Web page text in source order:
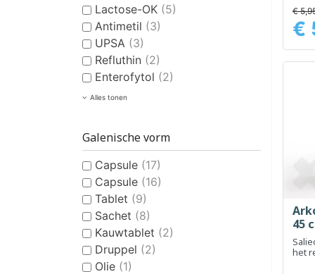
Lactose-OK (5)
Antimetil (3)
UPSA (3)
Refluthin (2)
Enterofytol (2)
Alles tonen
Galenische vorm
Capsule (17)
Capsule (16)
Tablet (9)
Sachet (8)
Kauwtablet (2)
Druppel (2)
Olie (1)
Prijs
€
€
45
het